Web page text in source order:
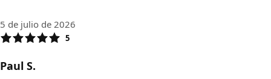
5 de julio de 2026
5
Paul S.